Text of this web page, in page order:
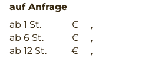
auf Anfrage
ab 1 St.
€ __,__
ab 6 St.
€ __,__
ab 12 St.
€ __,__